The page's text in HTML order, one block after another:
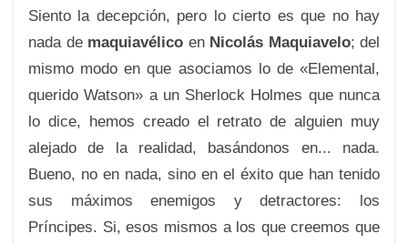
Siento la decepción, pero lo cierto es que no hay
nada de maquiavélico en Nicolás Maquiavelo; del
mismo modo en que asociamos lo de «Elemental,
querido Watson» a un Sherlock Holmes que nunca
lo dice, hemos creado el retrato de alguien muy
alejado de la realidad, basándonos en... nada.
Bueno, no en nada, sino en el éxito que han tenido
sus máximos enemigos y detractores: los
Príncipes. Si, esos mismos a los que creemos que